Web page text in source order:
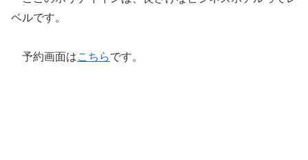
ベルです。
予約画面はこちらです。